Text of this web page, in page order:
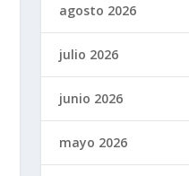
agosto 2026
julio 2026
junio 2026
mayo 2026